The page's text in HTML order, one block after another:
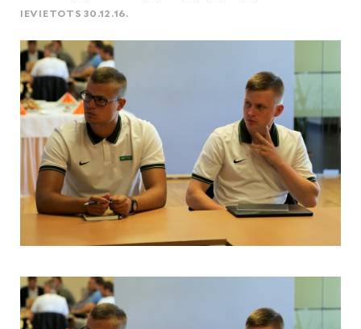
IEVIETOTS 30.12.16.